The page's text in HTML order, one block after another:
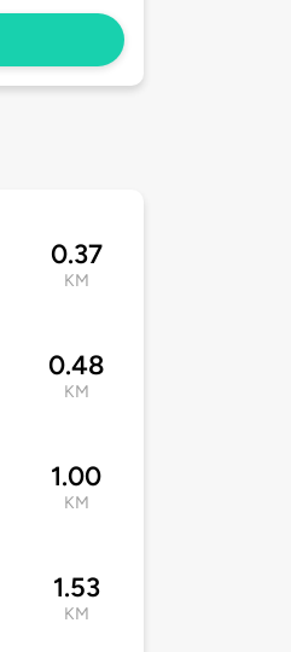
0.37
KM
0.48
KM
1.00
KM
1.53
KM